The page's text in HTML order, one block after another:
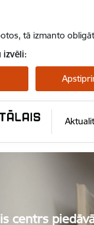
tā izmanto
izvēli:
centrs